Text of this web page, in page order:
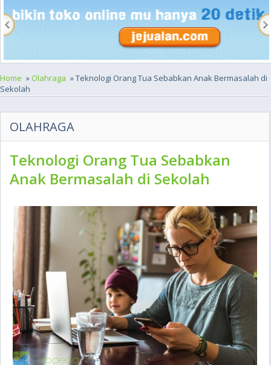
Home » Olahraga » Teknologi Orang Tua Sebabkan Anak Bermasalah di
Sekolah
OLAHRAGA
Teknologi Orang Tua Sebabkan
Anak Bermasalah di Sekolah